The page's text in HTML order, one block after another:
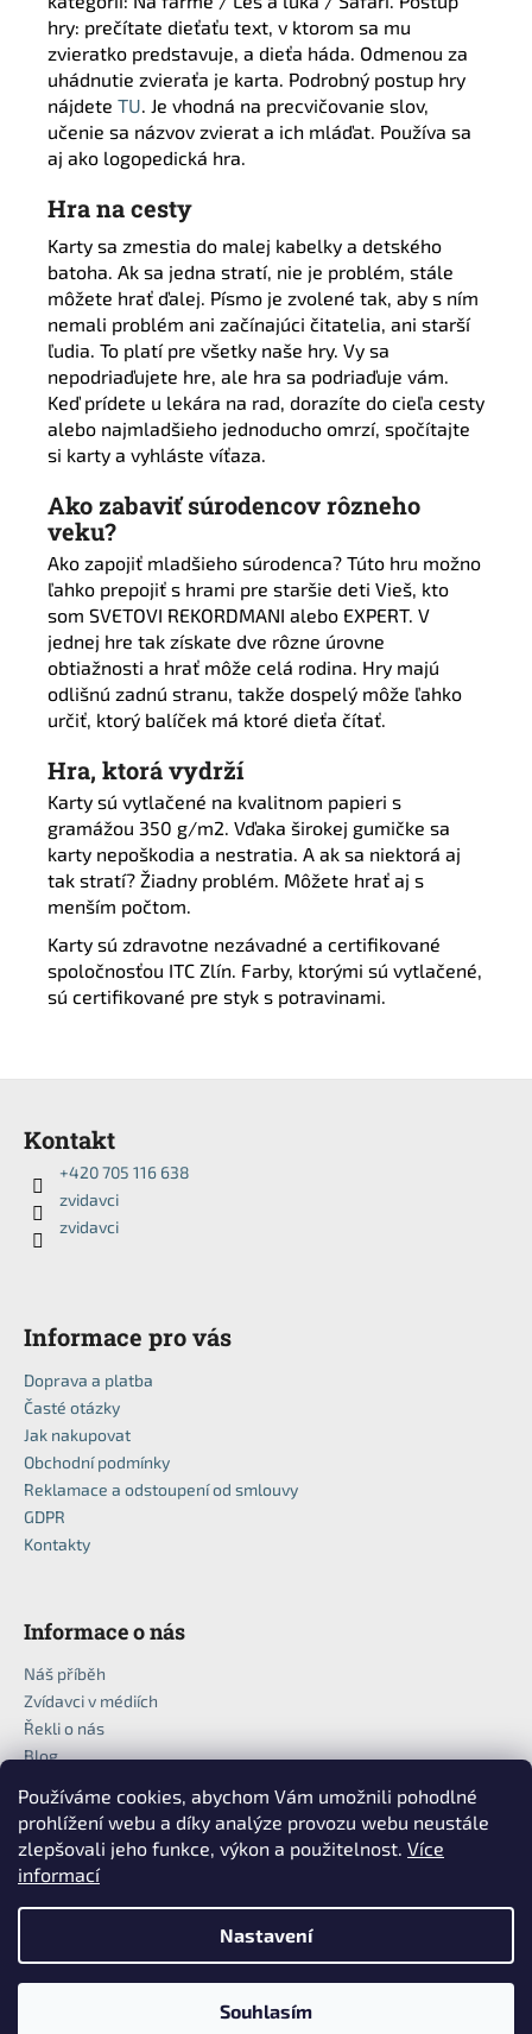
Používáme cookies, abychom Vám umožnili pohodlné
prohlížení webu a díky analýze provozu webu neustále
zlepšovali jeho funkce, výkon a použitelnost. Více
informací
Nastavení
Souhlasím
hry: prečítate dieťaťu text, v ktorom sa mu
zvieratko predstavuje, a dieťa háda. Odmenou za
uhádnutie zvieraťa je karta. Podrobný postup hry
nájdete TU. Je vhodná na precvičovanie slov,
učenie sa názvov zvierat a ich mláďat. Používa sa
aj ako logopedická hra.
Hra na cesty
Karty sa zmestia do malej kabelky a detského
batoha. Ak sa jedna stratí, nie je problém, stále
môžete hrať ďalej. Písmo je zvolené tak, aby s ním
nemali problém ani začínajúci čitatelia, ani starší
ľudia. To platí pre všetky naše hry. Vy sa
nepodriaďujete hre, ale hra sa podriaďuje vám.
Keď prídete u lekára na rad, dorazíte do cieľa cesty
alebo najmladšieho jednoducho omrzí, spočítajte
si karty a vyhláste víťaza.
Ako zabaviť súrodencov rôzneho
veku?
Ako zapojiť mladšieho súrodenca? Túto hru možno
ľahko prepojiť s hrami pre staršie deti Vieš, kto
som SVETOVI REKORDMANI alebo EXPERT. V
jednej hre tak získate dve rôzne úrovne
obtiažnosti a hrať môže celá rodina. Hry majú
odlišnú zadnú stranu, takže dospelý môže ľahko
určiť, ktorý balíček má ktoré dieťa čítať.
Hra, ktorá vydrží
Karty sú vytlačené na kvalitnom papieri s
gramážou 350 g/m2. Vďaka širokej gumičke sa
karty nepoškodia a nestratia. A ak sa niektorá aj
tak stratí? Žiadny problém. Môžete hrať aj s
menším počtom.
Karty sú zdravotne nezávadné a certifikované
spoločnosťou ITC Zlín. Farby, ktorými sú vytlačené,
sú certifikované pre styk s potravinami.
Kontakt
+420 705 116 638
zvidavci
zvidavci
Informace pro vás
Doprava a platba
Časté otázky
Jak nakupovat
Obchodní podmínky
Reklamace a odstoupení od smlouvy
GDPR
Kontakty
Informace o nás
Náš příběh
Zvídavci v médiích
Řekli o nás
Blog
Copyright 2026Zvídavci. Všechna práva vyhrazena.Upravit
nastavení cookies